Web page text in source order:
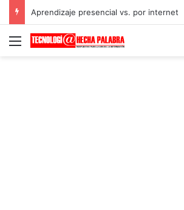
Aprendizaje presencial vs. por internet
Menú